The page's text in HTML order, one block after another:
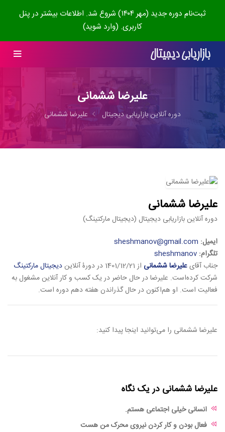
ثبت‌نام دوره جدید (مهر ۱۴۰۴) شروع شد. اطلاعات بیشتر در پنل
کاربری. (وارد شوید)
علیرضا ششمانی
دوره آنلاین بازاریابی دیجیتال علیرضا ششمانی
علیرضا ششمانی
دوره آنلاین بازاریابی دیجیتال (دیجیتال مارکتینگ)
ایمیل: sheshmanov@gmail.com
تلگرام: sheshmanov
جناب آقایعلیرضا ششمانی از 1401/12/21 در دورۀ آنلاین
دیجیتال مارکتینگ
شرکت کرده‌است. علیرضا در حال حاضر در یک کسب و کار آنلاین مشغول به
فعالیت است. او هم‌اکنون در حال گذراندن هفته دهم دوره است.
علیرضا ششمانی را می‌توانید اینجا پیدا کنید:
علیرضا ششمانی در یک نگاه
انسانی خیلی اجتماعی هستم.
فعال بودن و کار کردن نیروی محرک من هست